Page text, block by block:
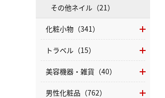
その他ネイル（21）
化粧小物（341）
トラベル（15）
美容機器・雑貨（40）
男性化粧品（762）